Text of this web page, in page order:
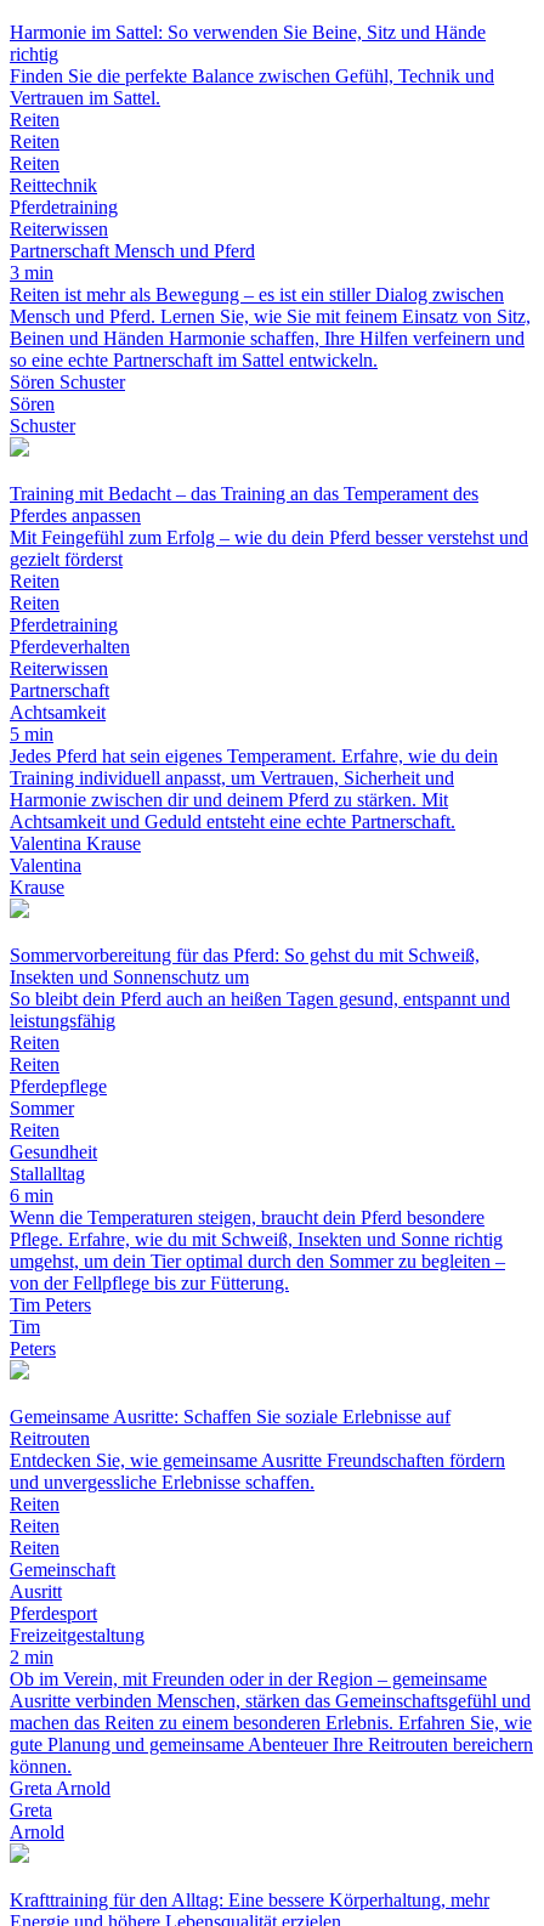
Harmonie im Sattel: So verwenden Sie Beine, Sitz und Hände
richtig
Finden Sie die perfekte Balance zwischen Gefühl, Technik und
Vertrauen im Sattel.
Reiten
Reiten
Reiten
Reittechnik
Pferdetraining
Reiterwissen
Partnerschaft Mensch und Pferd
3 min
Reiten ist mehr als Bewegung – es ist ein stiller Dialog zwischen
Mensch und Pferd. Lernen Sie, wie Sie mit feinem Einsatz von Sitz,
Beinen und Händen Harmonie schaffen, Ihre Hilfen verfeinern und
so eine echte Partnerschaft im Sattel entwickeln.
Sören Schuster
Sören
Schuster
Training mit Bedacht – das Training an das Temperament des
Pferdes anpassen
Mit Feingefühl zum Erfolg – wie du dein Pferd besser verstehst und
gezielt förderst
Reiten
Reiten
Pferdetraining
Pferdeverhalten
Reiterwissen
Partnerschaft
Achtsamkeit
5 min
Jedes Pferd hat sein eigenes Temperament. Erfahre, wie du dein
Training individuell anpasst, um Vertrauen, Sicherheit und
Harmonie zwischen dir und deinem Pferd zu stärken. Mit
Achtsamkeit und Geduld entsteht eine echte Partnerschaft.
Valentina Krause
Valentina
Krause
Sommervorbereitung für das Pferd: So gehst du mit Schweiß,
Insekten und Sonnenschutz um
So bleibt dein Pferd auch an heißen Tagen gesund, entspannt und
leistungsfähig
Reiten
Reiten
Pferdepflege
Sommer
Reiten
Gesundheit
Stallalltag
6 min
Wenn die Temperaturen steigen, braucht dein Pferd besondere
Pflege. Erfahre, wie du mit Schweiß, Insekten und Sonne richtig
umgehst, um dein Tier optimal durch den Sommer zu begleiten –
von der Fellpflege bis zur Fütterung.
Tim Peters
Tim
Peters
Gemeinsame Ausritte: Schaffen Sie soziale Erlebnisse auf
Reitrouten
Entdecken Sie, wie gemeinsame Ausritte Freundschaften fördern
und unvergessliche Erlebnisse schaffen.
Reiten
Reiten
Reiten
Gemeinschaft
Ausritt
Pferdesport
Freizeitgestaltung
2 min
Ob im Verein, mit Freunden oder in der Region – gemeinsame
Ausritte verbinden Menschen, stärken das Gemeinschaftsgefühl und
machen das Reiten zu einem besonderen Erlebnis. Erfahren Sie, wie
gute Planung und gemeinsame Abenteuer Ihre Reitrouten bereichern
können.
Greta Arnold
Greta
Arnold
Krafttraining für den Alltag: Eine bessere Körperhaltung, mehr
Energie und höhere Lebensqualität erzielen